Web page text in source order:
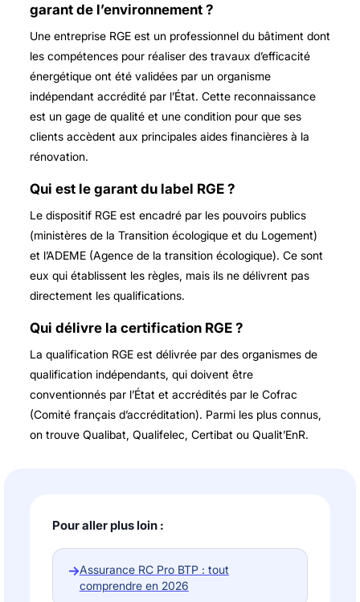
garant de l’environnement ?
Une entreprise RGE est un professionnel du bâtiment dont
les compétences pour réaliser des travaux d’efficacité
énergétique ont été validées par un organisme
indépendant accrédité par l’État. Cette reconnaissance
est un gage de qualité et une condition pour que ses
clients accèdent aux principales aides financières à la
rénovation.
Qui est le garant du label RGE ?
Le dispositif RGE est encadré par les pouvoirs publics
(ministères de la Transition écologique et du Logement)
et l’ADEME (Agence de la transition écologique). Ce sont
eux qui établissent les règles, mais ils ne délivrent pas
directement les qualifications.
Qui délivre la certification RGE ?
La qualification RGE est délivrée par des organismes de
qualification indépendants, qui doivent être
conventionnés par l’État et accrédités par le Cofrac
(Comité français d’accréditation). Parmi les plus connus,
on trouve Qualibat, Qualifelec, Certibat ou Qualit’EnR.
Pour aller plus loin :
→Assurance RC Pro BTP : tout
comprendre en 2026